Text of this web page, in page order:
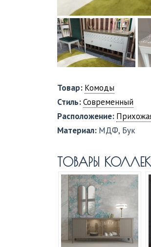
Товар: Комоды
Стиль:Современный
Расположение:
Материал: МДФ, Бук
ТОВАРЫ